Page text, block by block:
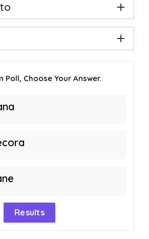
Poll, Choose Your Answer.
Results